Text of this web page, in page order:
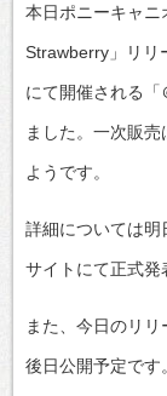
本日ポニーキャ
Strawberry」リリ
にて開催される
ました。一次販
ようです。
詳細については
サイトにて正式発
また、今日のリ
後日公開予定です。